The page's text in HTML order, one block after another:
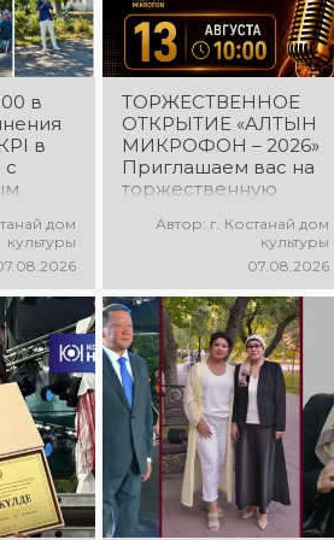
в
в
с
дом
культуры
ТОРЖЕСТВЕННОЕ
ОТКРЫТИЕ «АЛТЫН
МИКРОФОН – 2026»
Приглашаем вас на
торжественную
открытия XXII
Международного
вокалистов «Алтын
микрофон – 2026»! В
этот день
талантливые
исполнители из
разных стран
встретятся на одной
площадке, чтобы
открыть яркий
праздник музыки и
творчества. Станьте
Автор: г. Костанай дом
культуры
07.08.2026